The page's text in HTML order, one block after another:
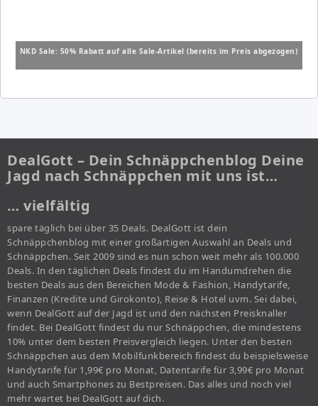
NKD Sale: 50% Rabatt auf alle Sale-Artikel (bereits im Preis abgezogen)
DealGott – Dein Schnäppchenblog Deine
Jagd nach Schnäppchen mit uns ist…
… vielfältig
spare täglich bei über 35 Deals. DealGott ist dein
Schnäppchenblog mit einer großartigen Auswahl an Deals und
Schnäppchen. Seit 2009 sind es nun schon weit mehr als 100.000
Deals. In den täglichen Deals findest du im Handumdrehen die
besten Deals aus den Bereichen Mode & Fashion, Handytarife,
Finanzen (Kredite und Girokonto), Reise & Hotel uvm. Sei dabei,
wenn DealGott auf der Jagd ist und den nächsten Preisknaller
findet. Bei DealGott findest du nur Schnäppchen, die mindestens
10% unter dem besten Preisvergleich liegen. Unter den besten
Schnäppchen aus dem Mobilfunkbereich findest du beispielsweise
Handytarife für 1,99€ pro Monat, Datentarife für 3,99€ pro Monat
und auch Smartphones zu Bestpreisen. Das alles und noch viel
mehr wartet bei DealGott auf dich.